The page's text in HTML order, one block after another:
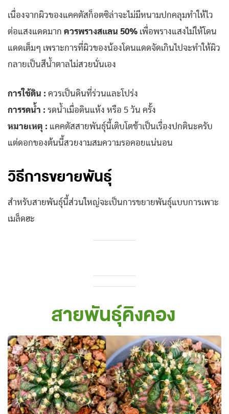
เนื่องจากผิวของแคคตัสก็อตซิล่าจะไม่มีหนามปกคลุมทำให้ไว
ต่อแสงแดดมาก ควรพรางสแลน 50% เพื่อพรางแสงไม่ให้โดน
แดดเต็มๆ เพราะการที่ผิวของน้องโดนแดดจัดเกินไปจะทำให้ผิว
กลายเป็นสีน้ำตาลไม่สวยนั่นเอง
การใช้ดิน : ควรเป็นดินที่ร่วนและโปร่ง
การรดน้ำ : รดน้ำเมื่อดินแห้ง หรือ 5 วัน ครั้ง
หมายเหตุ : แคคตัสสายพันธุ์นี้เติบโตช้าเป็นเรื่องปกตินะครับ
แต่ดอกของต้นนี้สวยงามสมความรอคอยแน่นอน
วิธีการขยายพันธุ์
สำหรับสายพันธุ์นี้ส่วนใหญ่จะเป็นการขยายพันธุ์แบบการเพาะ
เมล็ดฮะ
สายพันธุ์คิงคอง